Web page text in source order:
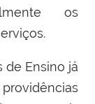
os
de Ensino já